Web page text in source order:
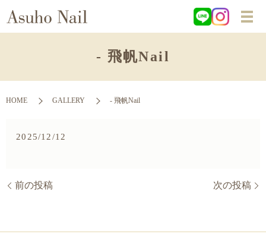
- 飛帆Nail
HOME GALLERY - 飛帆Nail
2025/12/12
前の投稿 次の投稿